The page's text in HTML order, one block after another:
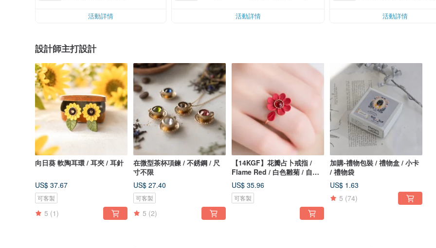
活動詳情
活動詳情
活動詳情
設計師主打設計
向日葵 軟陶耳環 / 耳夾 / 耳針
US$ 37.67
可客製
5 (1)
在微型茶杯項鍊 / 不銹鋼 / 尺
寸不限
US$ 27.40
可客製
5 (2)
【14KGF】花瓣占卜戒指 /
Flame Red / 白色雛菊 / 自由
戒圍
US$ 35.96
可客製
加購-禮物包裝 / 禮物盒 / 小卡
/ 禮物袋
US$ 1.63
5 (74)